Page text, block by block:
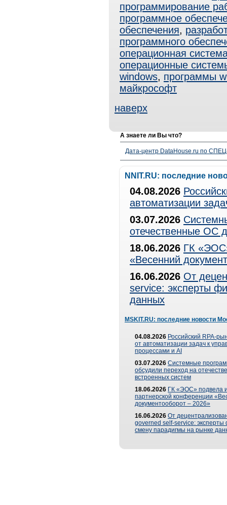
программирование
программное
обеспечения,
программного
операционная
операционные
windows, программы
майкрософт
наверх
А знаете ли Вы что?
Дата-центр DataHouse.ru по
NNIT.RU: последние
04.08.2026
автоматизации
03.07.2026
отечественные ОС
18.06.2026 ГК
«Весенний
16.06.2026 От
service: эксперты
данных
MSKIT.RU: последние новости
04.08.2026 Российский RPA-
от автоматизации задач к
процессами и AI
03.07.2026 Системные
обсудили переход на
встроенных систем
18.06.2026 ГК «ЭОС» подвела
партнерской конференции
документооборот – 2026»
16.06.2026 От
governed self-service: эксперты
смену парадигмы на рынке